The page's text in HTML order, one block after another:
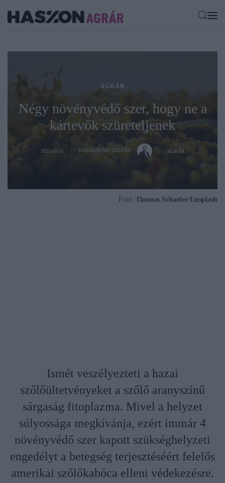
AGRÁR
Négy növényvédő szer, hogy ne a
kártevők szüreteljenek
2025-09-15 KARÁCSONY ZOLTÁN AGRÁR
Fotó: Thomas Schaefer/Unsplash
Ismét veszélyezteti a hazai
szőlőültetvényeket a szőlő aranyszínű
sárgaság fitoplazma. Mivel a helyzet
súlyossága megkívánja, ezért immár 4
növényvédő szer kapott szükséghelyzeti
engedélyt a betegség terjesztéséért felelős
amerikai szőlőkabóca elleni védekezésre.